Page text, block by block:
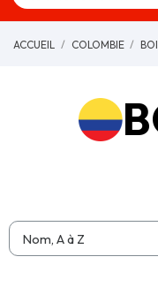
ACCUEIL COLOMBIE